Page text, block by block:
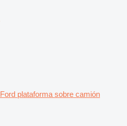
Ford plataforma sobre camión